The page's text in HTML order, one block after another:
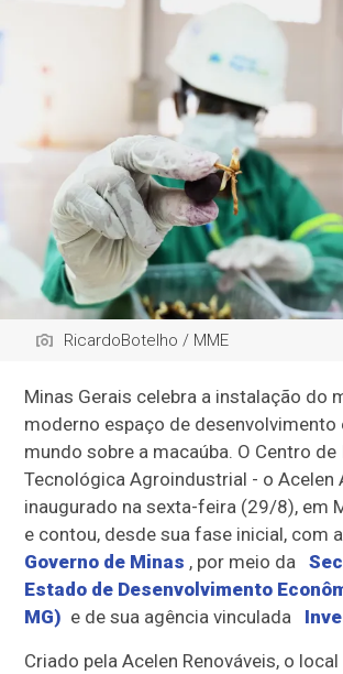
RicardoBotelho / MME
Minas Gerais celebra a instalação do
moderno espaço de desenvolvimento
mundo sobre a macaúba. O Centro de
Tecnológica Agroindustrial - o Acelen
inaugurado na sexta-feira (29/8), em
e contou, desde sua fase inicial, com
Governo de Minas , por meio da
Estado de Desenvolvimento
MG) e de sua agência vinculada
Criado pela Acelen Renováveis, o local